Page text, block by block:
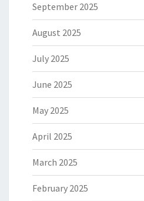
September 2025
August 2025
July 2025
June 2025
May 2025
April 2025
March 2025
February 2025